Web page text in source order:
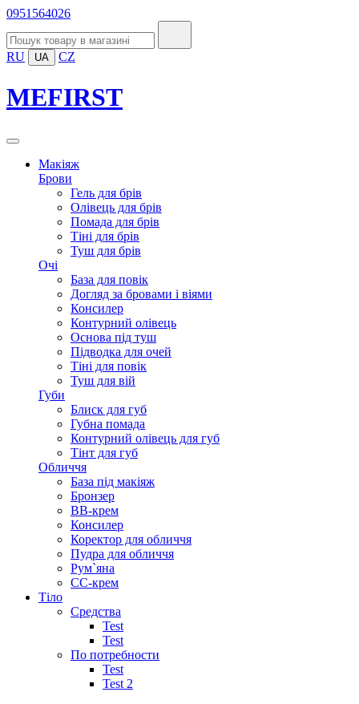
0951564026
RU UA CZ
MEFIRST
Макіяж
Брови
Гель для брів
Олівець для брів
Помада для брів
Тіні для брів
Туш для брів
Очі
База для повік
Догляд за бровами і віями
Консилер
Контурний олівець
Основа під туш
Підводка для очей
Тіні для повік
Туш для вій
Губи
Блиск для губ
Губна помада
Контурний олівець для губ
Тінт для губ
Обличчя
База під макіяж
Бронзер
ВВ-крем
Консилер
Коректор для обличчя
Пудра для обличчя
Рум`яна
СС-крем
Тіло
Средства
Test
Test
По потребности
Test
Test 2